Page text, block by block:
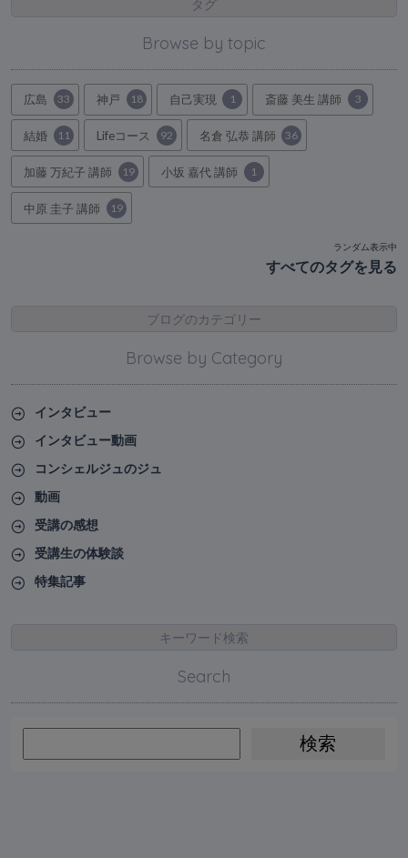
タグ
Browse by topic
広島 33 神戸 18 自己実現 1 斎藤 美生 講師 3
結婚 11 Lifeコース 92 名倉 弘恭 講師 36
加藤 万紀子 講師 19 小坂 嘉代 講師 1
中原 圭子 講師 19
ランダム表示中
すべてのタグを見る
ブログのカテゴリー
Browse by Category
インタビュー
インタビュー動画
コンシェルジュのジュ
動画
受講の感想
受講生の体験談
特集記事
キーワード検索
Search